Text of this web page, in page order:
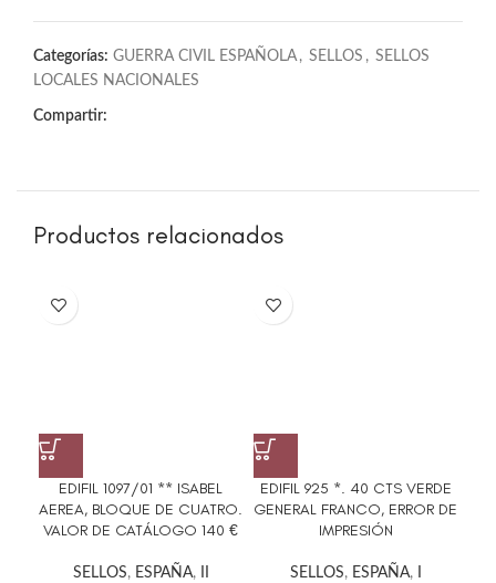
Categorías: GUERRA CIVIL ESPAÑOLA , SELLOS , SELLOS
LOCALES NACIONALES
Compartir:
Productos relacionados
EDIFIL 1097/01 ** ISABEL
AEREA, BLOQUE DE CUATRO.
VALOR DE CATÁLOGO 140 €
SELLOS, ESPAÑA,
EDIFIL 925 *. 40 CTS VERDE
GENERAL FRANCO, ERROR DE
IMPRESIÓN
SELLOS, ESPAÑA,